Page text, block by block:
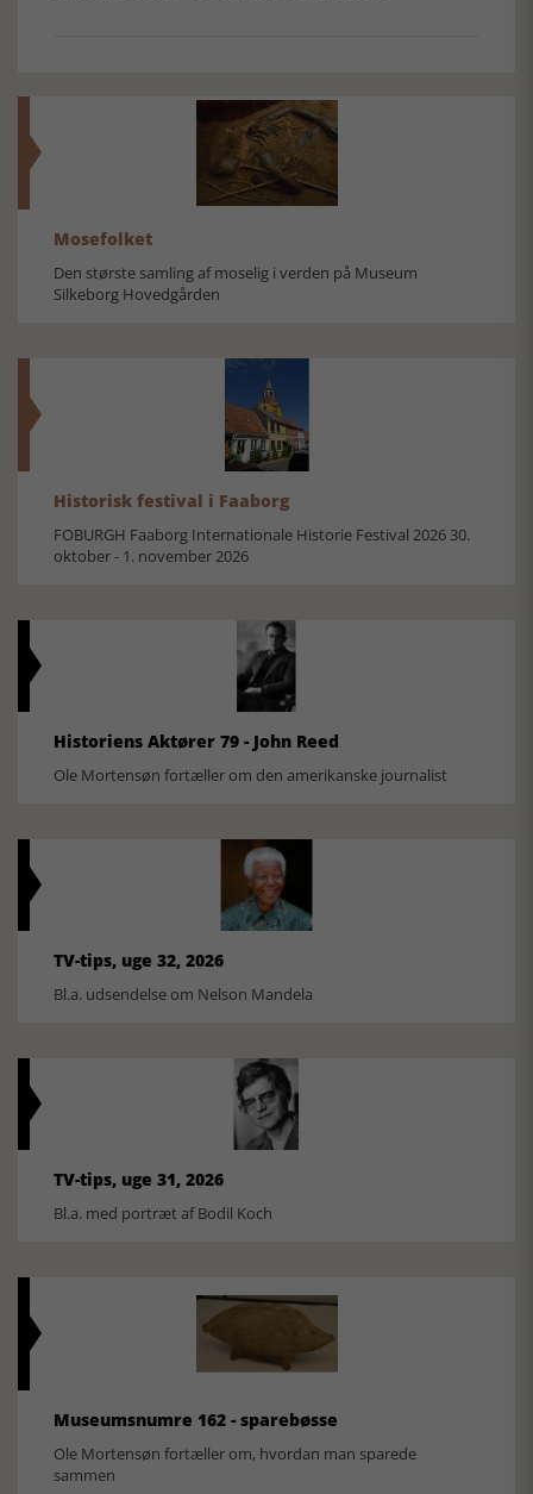
Mosefolket
Den største samling af moselig i verden på Museum
Silkeborg Hovedgården
Historisk festival i Faaborg
FOBURGH Faaborg Internationale Historie Festival 2026 30.
oktober - 1. november 2026
Historiens Aktører 79 - John Reed
Ole Mortensøn fortæller om den amerikanske journalist
TV-tips, uge 32, 2026
Bl.a. udsendelse om Nelson Mandela
TV-tips, uge 31, 2026
Bl.a. med portræt af Bodil Koch
Museumsnumre 162 - sparebøsse
Ole Mortensøn fortæller om, hvordan man sparede
sammen